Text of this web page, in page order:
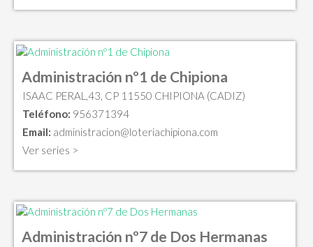
Administración nº1 de Chipiona
ISAAC PERAL,43, CP 11550 CHIPIONA (CADIZ)
Teléfono: 956371394
Email: administracion@loteriachipiona.com
Ver series >
Administración nº7 de Dos Hermanas